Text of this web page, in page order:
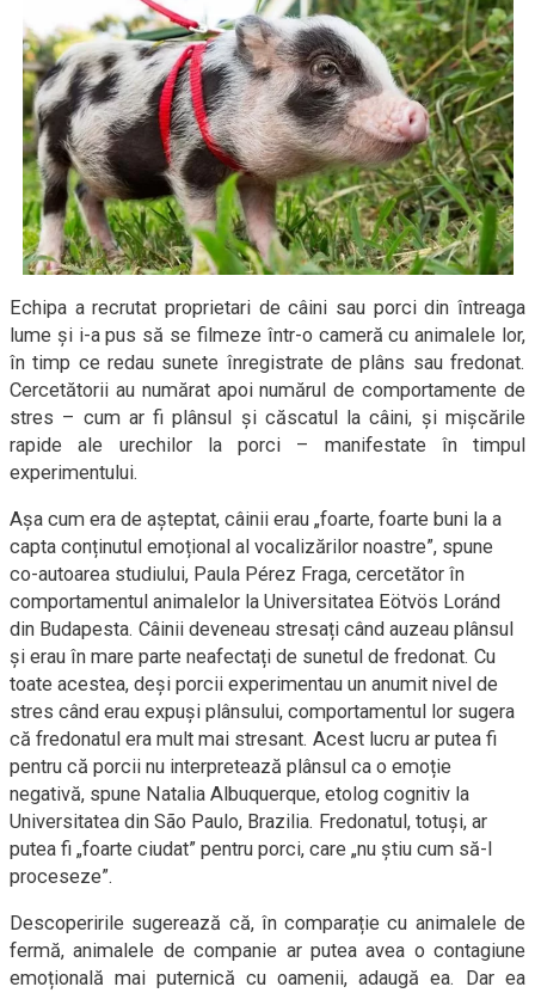
Echipa a recrutat proprietari de câini sau porci din întreaga
lume și i-a pus să se filmeze într-o cameră cu animalele lor,
în timp ce redau sunete înregistrate de plâns sau fredonat.
Cercetătorii au numărat apoi numărul de comportamente de
stres – cum ar fi plânsul și căscatul la câini, și mișcările
rapide ale urechilor la porci – manifestate în timpul
experimentului.
Așa cum era de așteptat, câinii erau „foarte, foarte buni la a
capta conținutul emoțional al vocalizărilor noastre”, spune
co-autoarea studiului, Paula Pérez Fraga, cercetător în
comportamentul animalelor la Universitatea Eötvös Loránd
din Budapesta. Câinii deveneau stresați când auzeau plânsul
și erau în mare parte neafectați de sunetul de fredonat. Cu
toate acestea, deși porcii experimentau un anumit nivel de
stres când erau expuși plânsului, comportamentul lor sugera
că fredonatul era mult mai stresant. Acest lucru ar putea fi
pentru că porcii nu interpretează plânsul ca o emoție
negativă, spune Natalia Albuquerque, etolog cognitiv la
Universitatea din São Paulo, Brazilia. Fredonatul, totuși, ar
putea fi „foarte ciudat” pentru porci, care „nu știu cum să-l
proceseze”.
Descoperirile sugerează că, în comparație cu animalele de
fermă, animalele de companie ar putea avea o contagiune
emoțională mai puternică cu oamenii, adaugă ea. Dar ea